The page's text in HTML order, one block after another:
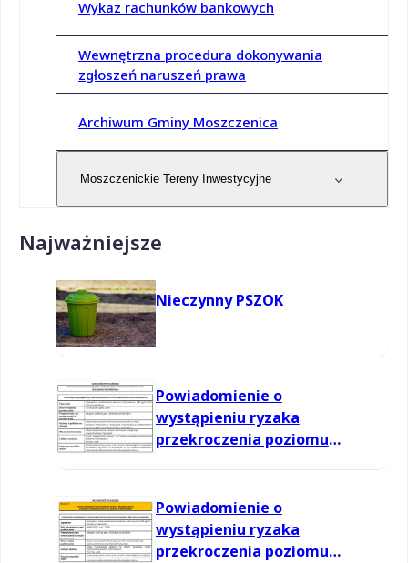
Wykaz rachunków bankowych
Wewnętrzna procedura dokonywania
zgłoszeń naruszeń prawa
Archiwum Gminy Moszczenica
Moszczenickie Tereny Inwestycyjne
Najważniejsze
Nieczynny PSZOK
Powiadomienie o
wystąpieniu ryzaka
przekroczenia poziomu
Powiadomienie o
wystąpieniu ryzaka
przekroczenia poziomu